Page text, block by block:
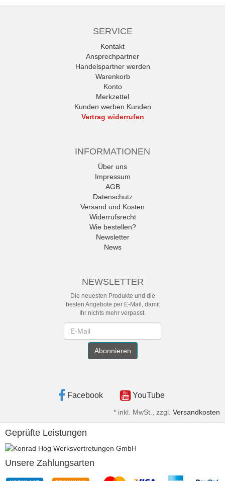
SERVICE
Kontakt
Ansprechpartner
Handelspartner werden
Warenkorb
Konto
Merkzettel
Kunden werben Kunden
Vertrag widerrufen
INFORMATIONEN
Über uns
Impressum
AGB
Datenschutz
Versand und Kosten
Widerrufsrecht
Wie bestellen?
Newsletter
News
NEWSLETTER
Die neuesten Produkte und die
besten Angebote per E-Mail, damit
Ihr nichts mehr verpasst.
Abonnieren
Facebook YouTube
* inkl. MwSt., zzgl. Versandkosten
Geprüfte Leistungen
Unsere Zahlungsarten